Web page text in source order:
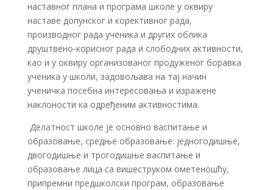
наставног плана и програма школе у оквиру
наставе допунског и корективног рада,
производног рада ученика и других облика
друштвено-корисног рада и слободних активности,
као и у оквиру организованог продуженог боравка
ученика у школи, задовољава на тај начин
ученичка посебна интересовања и изражене
наклоности ка одређеним активностима.
Делатност школе је основно васпитање и
образовање, средње образовање: једногодишње,
двогодишње и трогодишње васпитање и
образовање лица са вишеструком ометеношћу,
припремни предшколски програм, образовање